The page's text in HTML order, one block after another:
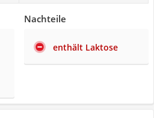
Nachteile
enthält Laktose